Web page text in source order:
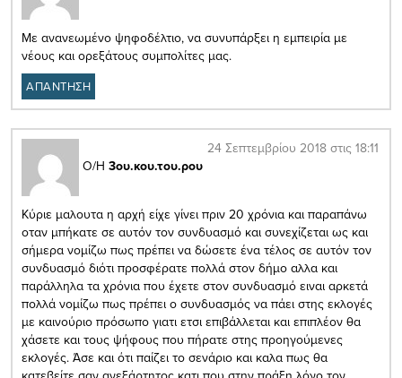
Με ανανεωμένο ψηφοδέλτιο, να συνυπάρξει η εμπειρία με
νέους και ορεξάτους συμπολίτες μας.
ΑΠΑΝΤΗΣΗ
Ο/Η 3ου.κου.του.ρου
24 Σεπτεμβρίου 2018 στις 18:11
Κύριε μαλουτα η αρχή είχε γίνει πριν 20 χρόνια και παραπάνω
οταν μπήκατε σε αυτόν τον συνδυασμό και συνεχίζεται ως και
σήμερα νομίζω πως πρέπει να δώσετε ένα τέλος σε αυτόν τον
συνδυασμό διότι προσφέρατε πολλά στον δήμο αλλα και
παράλληλα τα χρόνια που έχετε στον συνδυασμό ειναι αρκετά
πολλά νομίζω πως πρέπει ο συνδυασμός να πάει στης εκλογές
με καινούριο πρόσωπο γιατι ετσι επιβάλλεται και επιπλέον θα
χάσετε και τους ψήφους που πήρατε στης προηγούμενες
εκλογές. Άσε και ότι παίζει το σενάριο και καλα πως θα